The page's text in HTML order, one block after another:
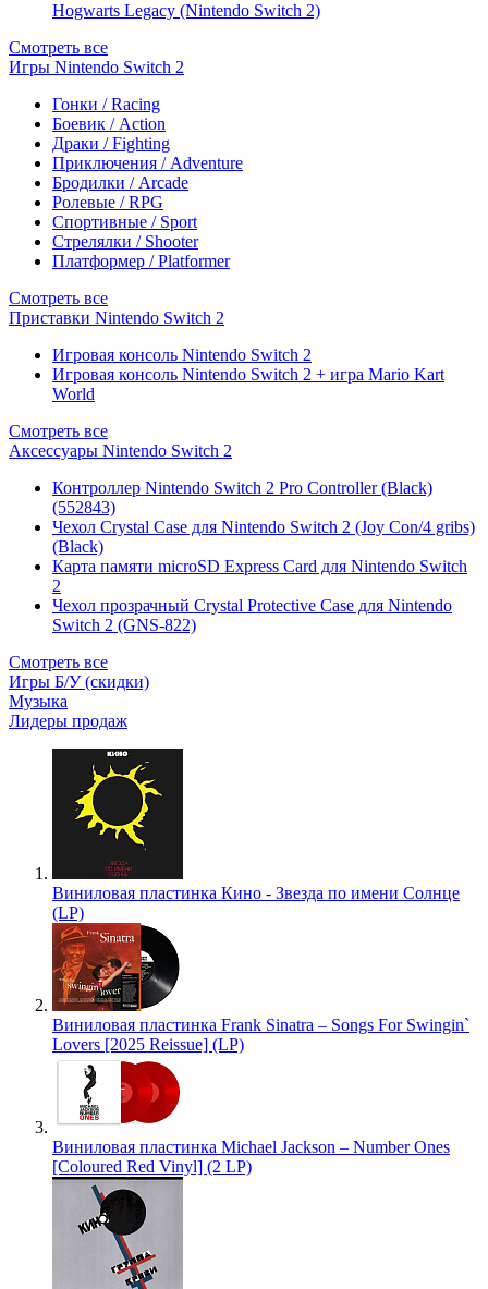
Hogwarts Legacy (Nintendo Switch 2)
Смотреть все
Игры Nintendo Switch 2
Гонки / Racing
Боевик / Action
Драки / Fighting
Приключения / Adventure
Бродилки / Arcade
Ролевые / RPG
Спортивные / Sport
Стрелялки / Shooter
Платформер / Platformer
Смотреть все
Приставки Nintendo Switch 2
Игровая консоль Nintendo Switch 2
Игровая консоль Nintendo Switch 2 + игра Mario Kart
World
Смотреть все
Аксессуары Nintendo Switch 2
Контроллер Nintendo Switch 2 Pro Controller (Black)
(552843)
Чехол Сrystal Сase для Nintendo Switch 2 (Joy Con/4 gribs)
(Black)
Карта памяти microSD Express Card для Nintendo Switch
2
Чехол прозрачный Crystal Protective Case для Nintendo
Switch 2 (GNS-822)
Смотреть все
Игры Б/У (скидки)
Музыка
Лидеры продаж
Виниловая пластинка Кино - Звезда по имени Солнце
(LP)
Виниловая пластинка Frank Sinatra – Songs For Swingin`
Lovers [2025 Reissue] (LP)
Виниловая пластинка Michael Jackson – Number Ones
[Coloured Red Vinyl] (2 LP)